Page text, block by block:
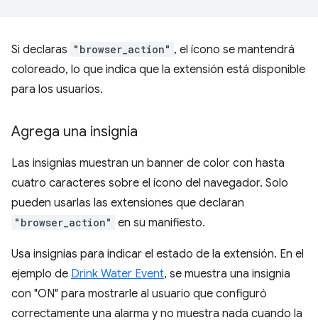
Si declaras "browser_action" , el ícono se mantendrá
coloreado, lo que indica que la extensión está disponible
para los usuarios.
Agrega una insignia
Las insignias muestran un banner de color con hasta
cuatro caracteres sobre el ícono del navegador. Solo
pueden usarlas las extensiones que declaran
"browser_action" en su manifiesto.
Usa insignias para indicar el estado de la extensión. En el
ejemplo de Drink Water Event, se muestra una insignia
con "ON" para mostrarle al usuario que configuró
correctamente una alarma y no muestra nada cuando la